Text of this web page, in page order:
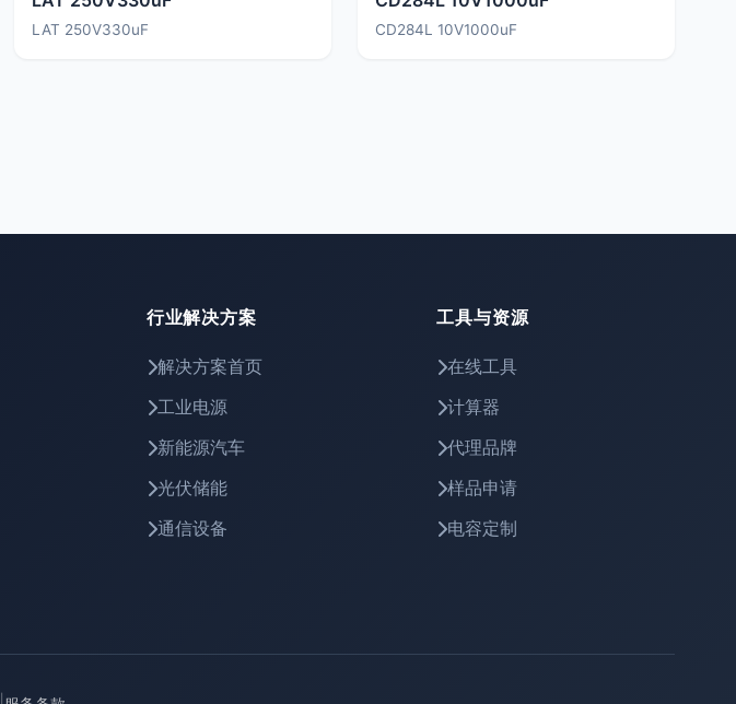
LAT 250V330uF CD284L 10V1000uF
行业解决方案
解决方案首页
工业电源
新能源汽车
光伏储能
通信设备
工具与资源
在线工具
计算器
代理品牌
样品申请
电容定制